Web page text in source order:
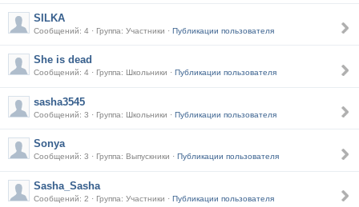
SILKA
Сообщений: 4 · Группа: Участники · Публикации пользователя
She is dead
Сообщений: 4 · Группа: Школьники · Публикации пользователя
sasha3545
Сообщений: 3 · Группа: Школьники · Публикации пользователя
Sonya
Сообщений: 3 · Группа: Выпускники · Публикации пользователя
Sasha_Sasha
Сообщений: 2 · Группа: Участники · Публикации пользователя